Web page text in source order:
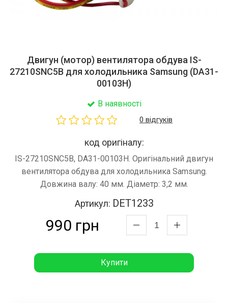
Двигун (мотор) вентилятора обдува IS-
27210SNC5B для холодильника Samsung (DA31-
00103H)
В наявності
0 відгуків
код оригіналу:
IS-27210SNC5B, DA31-00103H. Оригінальний двигун
вентилятора обдува для холодильника Samsung.
Довжина валу: 40 мм. Діаметр: 3,2 мм.
Артикул: DET1233
990 грн
Купити